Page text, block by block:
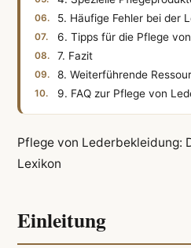
5. Häufige Fehler bei der
6. Tipps für die Pflege
7. Fazit
8. Weiterführende
9. FAQ zur Pflege von
Pflege von Lederbekleidung:
Lexikon
Einleitung